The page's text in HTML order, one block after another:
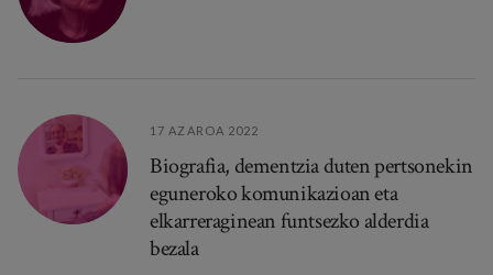
17 AZAROA 2022
Biografia, dementzia duten pertsonekin
eguneroko komunikazioan eta
elkarreraginean funtsezko alderdia
bezala